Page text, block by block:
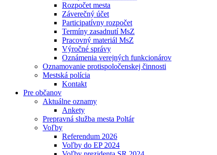
Rozpočet mesta
Záverečný účet
Participatívny rozpočet
Termíny zasadnutí MsZ
Pracovný materiál MsZ
Výročné správy
Oznámenia verejných funkcionárov
Oznamovanie protispoločenskej činnosti
Mestská polícia
Kontakt
Pre občanov
Aktuálne oznamy
Ankety
Prepravná služba mesta Poltár
Voľby
Referendum 2026
Voľby do EP 2024